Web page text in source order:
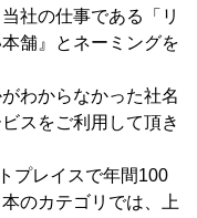
社の仕事である「リ
舗』とネーミングを
わからなかった社名
スをご利用して頂き
プレイスで年間100
のカテゴリでは、上